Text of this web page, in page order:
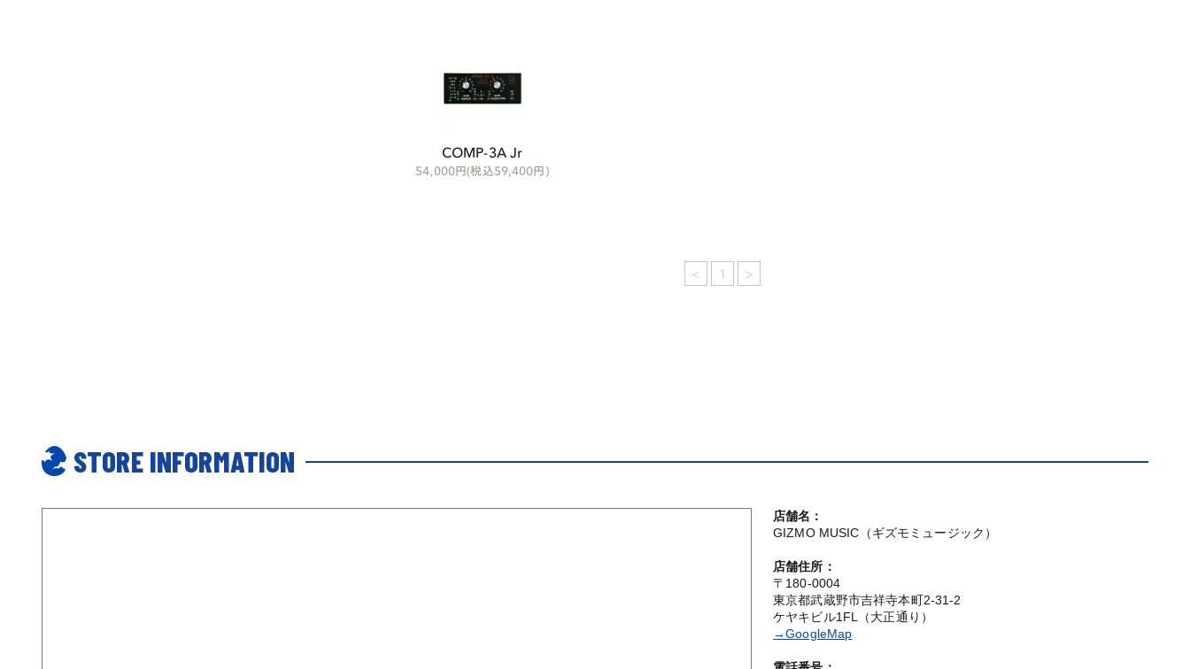
COMP-3A Jr
54,000円(税込59,400円)
< 1 >
STORE INFORMATION
店舗名：
GIZMO MUSIC（ギズモミュージック）
店舗住所：
〒180-0004
東京都武蔵野市吉祥寺本町2-31-2
ケヤキビル1FL（大正通り）
→GoogleMap